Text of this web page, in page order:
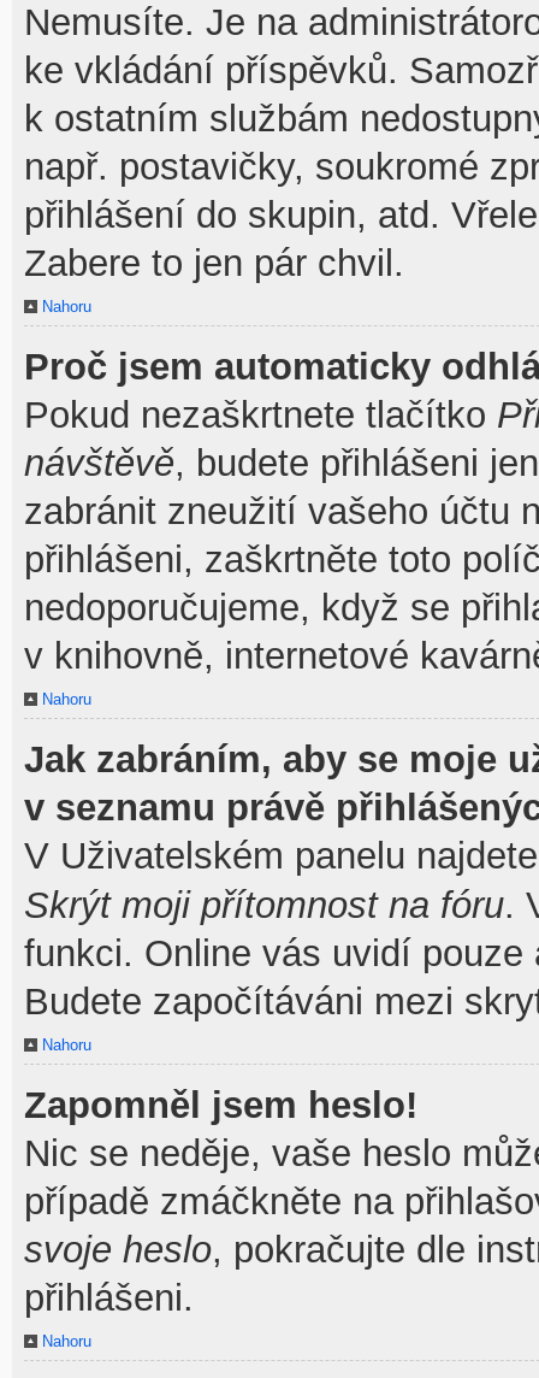
Nemusíte. Je na
ke vkládání příspěvků.
k ostatním službám
např. postavičky, soukromé
přihlášení do skupin, atd.
Zabere to jen pár chvil.
Nahoru
Proč jsem automaticky
Pokud nezaškrtnete tlačítko
návštěvě, budete přihlášeni
zabránit zneužití vašeho účtu
přihlášeni, zaškrtněte toto
nedoporučujeme, když se
v knihovně, internetové
Nahoru
Jak zabráním, aby se moje
v seznamu právě
V Uživatelském panelu
Skrýt moji přítomnost na fóru.
funkci. Online vás uvidí
Budete započítáváni mezi
Nahoru
Zapomněl jsem heslo!
Nic se neděje, vaše heslo
případě zmáčkněte na
svoje heslo, pokračujte dle
přihlášeni.
Nahoru